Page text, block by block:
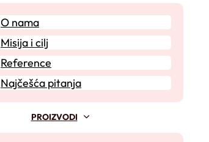
O nama
Misija i cilj
Reference
Najčešća pitanja
PROIZVODI